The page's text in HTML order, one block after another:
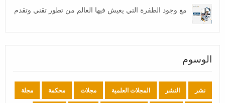
مع وجود الطفرة التي يعيش فيها العالم من تطور تقني وتقدم
الوسوم
نشر النشر المجلات العلمية مجلات محكمة مجلة